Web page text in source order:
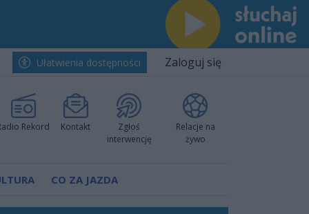
Ułatwienia dostępności Zaloguj się
Rekord Kontakt
Zgłoś
interwencję
Relacje na
żywo
CO ZA JAZDA